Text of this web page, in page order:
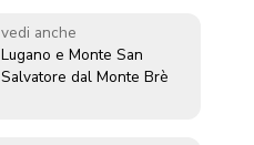
vedi anche
Lugano e Monte San
Salvatore dal Monte Brè